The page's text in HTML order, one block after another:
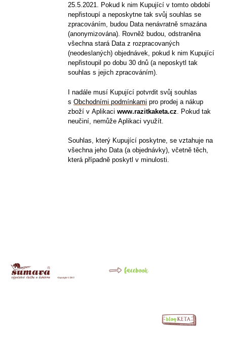
25.5.2021. Pokud k nim Kupující v tomto období
nepřistoupí a neposkytne tak svůj souhlas se
zpracováním, budou Data nenávratně smazána
(anonymizována). Rovněž budou, odstraněna
všechna stará Data z rozpracovaných
(neodeslaných) objednávek, pokud k nim Kupující
nepřistoupil po dobu 30 dnů (a neposkytl tak
souhlas s jejich zpracováním).
I nadále musí Kupující potvrdit svůj souhlas
sObchodními podmínkami pro prodej a nákup
zboží v Aplikaciwww.razitkaketa.cz . Pokud tak
neučiní, nemůže Aplikaci využít.
Souhlas, který Kupující poskytne, se vztahuje na
všechna jeho Data (a objednávky), včetně těch,
která případně poskytl v minulosti.